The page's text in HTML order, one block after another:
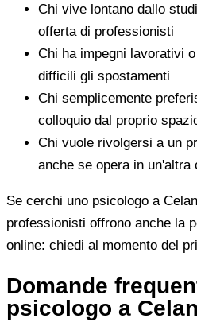
Chi vive lontano dallo
offerta di professionisti
Chi ha impegni lavorativi
difficili gli spostamenti
Chi semplicemente
colloquio dal proprio
Chi vuole rivolgersi a un
anche se opera in un'altra
Se cerchi uno psicologo a
professionisti offrono anche la
online: chiedi al momento del
Domande
psicologo a